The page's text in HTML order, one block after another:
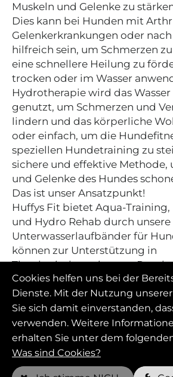
Muskeln und Gelenke zu
Dies kann bei Hunden mit
Gelenkerkrankungen oder
hilfreich sein, um Schmerzen
eine schnellere Heilung zu
trocken oder im Wasser
Hydrotherapie wird das
genutzt, um Schmerzen und
lindern und das körperliche
oder einfach, um die
speziellen Hundetraining zu
sichere und effektive Methode,
und Gelenke des Hundes
Das ist unser Ansatzpunkt!
Huffys Fit bietet Aqua-
und Hydro Rehab durch unsere
Unterwasserlaufbänder für
können zur Unterstützung in
Tierphysiotherapien, zur
Tiergesundheit und zur
Verbesserung der Fitness im
eingesetzt werden.
Cookies helfen uns bei der
Dienste. Mit der Nutzung
Sie sich damit einverstanden,
verwenden. Weitere
erhalten Sie unter dem
Was sind Cookies?